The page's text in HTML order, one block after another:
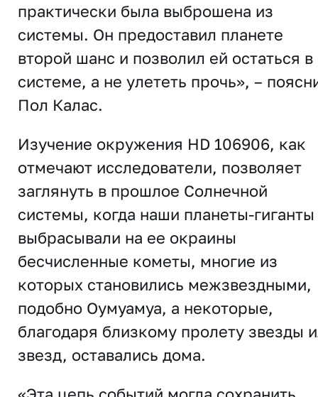
практически была выброшена из
системы. Он предоставил планете
второй шанс и позволил ей остаться в
системе, а не улететь прочь», –
Пол Калас.
Изучение окружения HD 106906, как
отмечают исследователи, позволяет
заглянуть в прошлое Солнечной
системы, когда наши планеты-гиганты
выбрасывали на ее окраины
бесчисленные кометы, многие из
которых становились межзвездными,
подобно Оумуамуа, а некоторые,
благодаря близкому пролету звезды
звезд, оставались дома.